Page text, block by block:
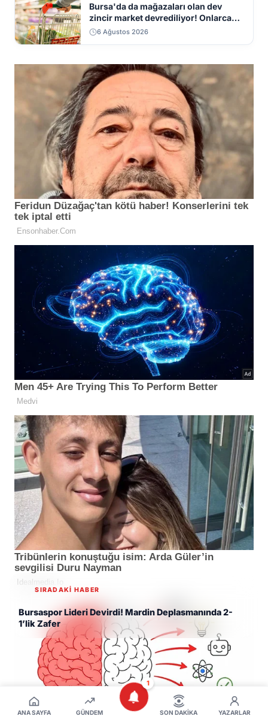
ANA SAYFA GÜNDEM
1
SON DAKIKA YAZARLAR
Bursa'da da mağazaları olan dev
zincir market devrediliyor! Onlarca
mağaza kapatılacak
6 Ağustos 2026
SIRADAKİ HABER
Bursaspor Lideri Devirdi! Mardin Deplasmanında 2-
1’lik Zafer